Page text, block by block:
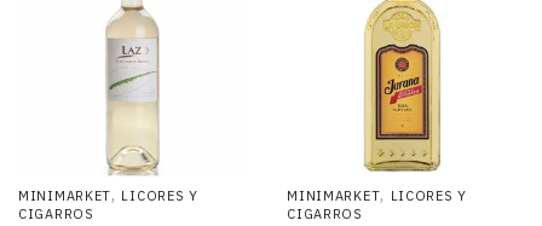
MINIMARKET, LICORES Y
CIGARROS
MINIMARKET, LICORES Y
CIGARROS